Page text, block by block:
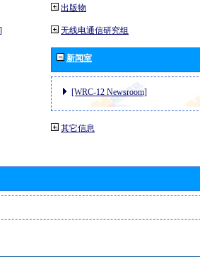
出版物
无线电通信研究组
新闻室
[WRC-12 Newsroom]
其它信息